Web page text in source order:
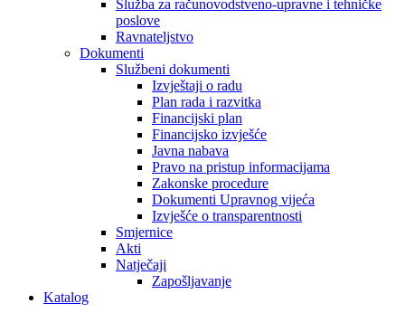
Služba za računovodstveno-upravne i tehničke
poslove
Ravnateljstvo
Dokumenti
Službeni dokumenti
Izvještaji o radu
Plan rada i razvitka
Financijski plan
Financijsko izvješće
Javna nabava
Pravo na pristup informacijama
Zakonske procedure
Dokumenti Upravnog vijeća
Izvješće o transparentnosti
Smjernice
Akti
Natječaji
Zapošljavanje
Katalog